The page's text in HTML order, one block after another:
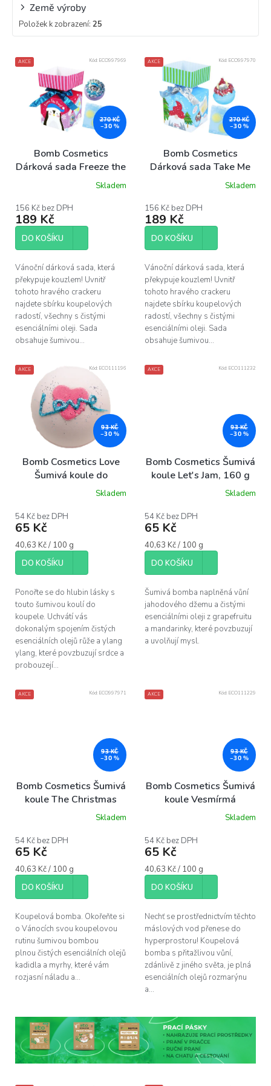
Země výroby
Položek k zobrazení: 25
V
ý
d
u
ů
AKCE
270 KČ
–30 %
Bomb Cosmetics
Dárková sada Freeze the
day mini cracker
produktu
je
5,0
5
Skladem
156 Kč bez DPH
189 Kč
DO KOŠÍKU
Vánoční dárková sada, která
překypuje kouzlem! Uvnitř
tohoto hravého crackeru
najdete sbírku koupelových
radostí, všechny s čistými
esenciálními oleji. Sada
obsahuje šumivou...
Kód: ECO997969 AKCE
270 KČ
–30 %
Bomb Cosmetics
Dárková sada Take Me
Gnome mini cracker
Skladem
156 Kč bez DPH
189 Kč
DO KOŠÍKU
Vánoční dárková sada, která
překypuje kouzlem! Uvnitř
tohoto hravého crackeru
najdete sbírku koupelových
radostí, všechny s čistými
esenciálními oleji. Sada
obsahuje šumivou...
Kód: ECO997970
AKCE
93 KČ
–30 %
Bomb Cosmetics Love
Šumivá koule do
koupele, 160 gSkladem
54 Kč bez DPH
65 Kč
Měrná
cena:
40,63 Kč / 100 g
DO KOŠÍKU
Ponořte se do hlubin lásky s
touto šumivou koulí do
koupele. Uchvátí vás
dokonalým spojením čistých
esenciálních olejů růže a ylang
ylang, které povzbuzují srdce a
probouzejí...
Kód: ECO111196 AKCE
93 KČ
–30 %
Bomb Cosmetics Šumivá
koule Let's Jam, 160 g
Skladem
54 Kč bez DPH
65 Kč
Měrná
cena:
40,63 Kč / 100 g
DO KOŠÍKU
Šumivá bomba naplněná vůní
jahodového džemu a čistými
esenciálními oleji z grapefruitu
a mandarinky, které povzbuzují
a uvolňují mysl.
Kód: ECO111232
AKCE
93 KČ
–30 %
Bomb Cosmetics Šumivá
koule The Christmas
Gonk, 160 gSkladem
54 Kč bez DPH
65 Kč
Měrná
cena:
40,63 Kč / 100 g
DO KOŠÍKU
Koupelová bomba. Okořeňte si
o Vánocích svou koupelovou
rutinu šumivou bombou
plnou čistých esenciálních olejů
kadidla a myrhy, které vám
rozjasní náladu a...
Kód: ECO997971 AKCE
93 KČ
–30 %
Bomb Cosmetics Šumivá
koule Vesmírmá
královna, 160 gSkladem
54 Kč bez DPH
65 Kč
Měrná
cena:
40,63 Kč / 100 g
DO KOŠÍKU
Nechť se prostřednictvím těchto
máslových vod přenese do
hyperprostoru! Koupelová
bomba s přitažlivou vůní,
zdánlivě z jiného světa, je plná
esenciálních olejů rozmarýnu
a...
Kód: ECO111229